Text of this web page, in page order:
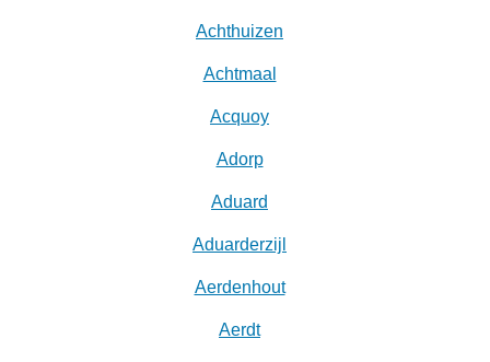
Achthuizen
Achtmaal
Acquoy
Adorp
Aduard
Aduarderzijl
Aerdenhout
Aerdt